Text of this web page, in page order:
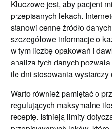
Kluczowe jest, aby pacjent
przepisanych lekach.
stanowi cenne źródło
szczegółowe informacje o
w tym liczbę opakowań i
analiza tych danych
ile dni stosowania wystarczy
Warto również pamiętać o
regulujących maksymalne
receptę. Istnieją limity